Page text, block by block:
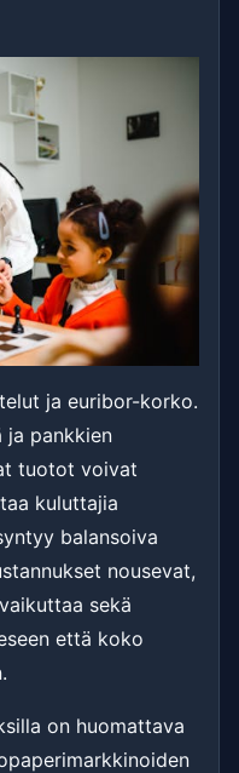
ja euribor-korko.
ja pankkien
tuotot voivat
kuluttajia
balansoiva
nousevat,
sekä
että koko
on huomattava